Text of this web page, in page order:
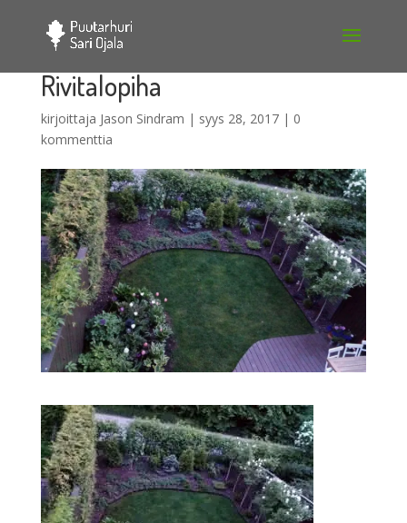
Rivitalopiha
kirjoittaja Jason Sindram | syys 28, 2017| 0
kommenttia